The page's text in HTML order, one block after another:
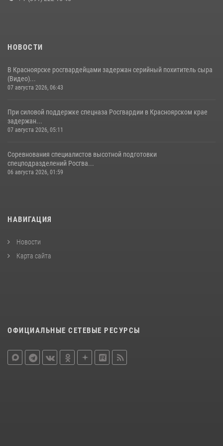
НОВОСТИ
В Красноярске росгвардейцами задержан серийный похититель сыра
(Видео)...
07 августа 2026, 06:43
При силовой поддержке спецназа Росгвардии в Красноярском крае
задержан...
07 августа 2026, 05:11
Соревнования специалистов высотной подготовки
спецподразделений Росгва...
06 августа 2026, 01:59
НАВИГАЦИЯ
Новости
Карта сайта
ОФИЦИАЛЬНЫЕ СЕТЕВЫЕ РЕСУРСЫ